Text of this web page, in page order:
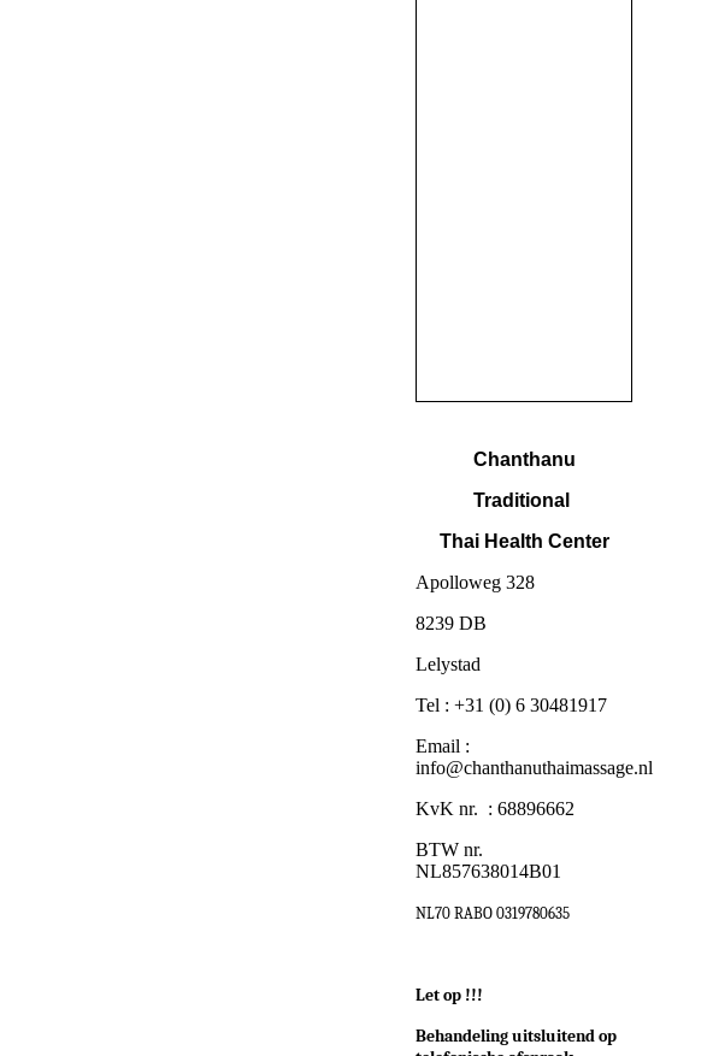
Chanthanu
Traditional
Thai Health Center
Apolloweg 328
8239 DB
Lelystad
Tel : +31 (0) 6 30481917
Email :
info@chanthanuthaimassage.nl
KvK nr. : 68896662
BTW nr.
NL857638014B01
NL70 RABO 0319780635
Let op !!!
Behandeling uitsluitend op